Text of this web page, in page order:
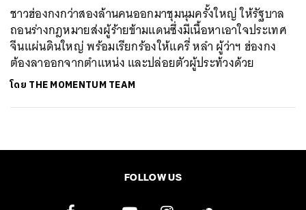
ชาวฮ่องกงกว่าสองล้านคนออกมาชุมนุมครั้งใหญ่ ให้รัฐบาล
ถอนร่างกฎหมายส่งผู้ร้ายข้ามแดนซึ่งมีเนื้อหาเอาใจประเทศ
จีนแผ่นดินใหญ่ พร้อมเรียกร้องให้แครี่ หลำ ผู้ว่าฯ ฮ่องกง
ต้องลาออกจากตำแหน่ง และปล่อยตัวผู้ประท้วงด้วย
โดย THE MOMENTUM TEAM
FOLLOW US